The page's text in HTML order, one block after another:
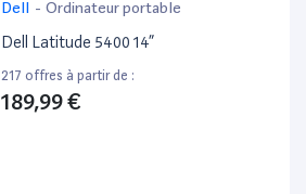
Dell - Ordinateur portable
Dell Latitude 5400 14”
217 offres à partir de :
189,99 €